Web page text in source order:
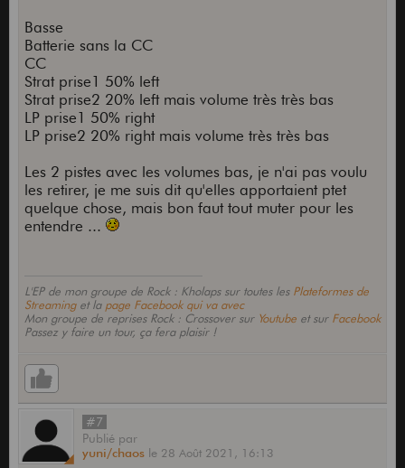
Basse
Batterie sans la CC
CC
Strat prise1 50% left
Strat prise2 20% left mais volume très très bas
LP prise1 50% right
LP prise2 20% right mais volume très très bas
Les 2 pistes avec les volumes bas, je n'ai pas voulu
les retirer, je me suis dit qu'elles apportaient ptet
quelque chose, mais bon faut tout muter pour les
entendre ...
L'EP de mon groupe de Rock : Kholaps sur toutes les Plateformes de
Streaminget la page Facebook qui va avec
Mon groupe de reprises Rock : Crossover sur Youtubeet sur Facebook
Passez y faire un tour, ça fera plaisir !
#7
Publié par
yuni/chaos le 28 Août 2021, 16:13